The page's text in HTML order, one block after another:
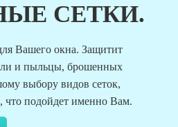
СЕТКИ.
Вашего окна. Защитит
и пыльцы, брошенных
выбору видов сеток,
что подойдет именно Вам.